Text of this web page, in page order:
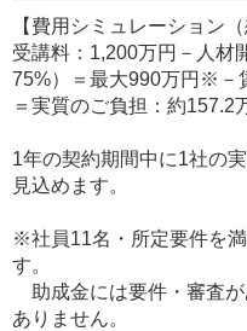
【費用シミュレーション（
受講料：1,200万円－人材
75%）＝最大990万円※－
＝実質のご負担：約157.2
1年の契約期間中に1社の
見込めます。
※社員11名・所定要件を
す。
助成金には要件・審査
ありません。